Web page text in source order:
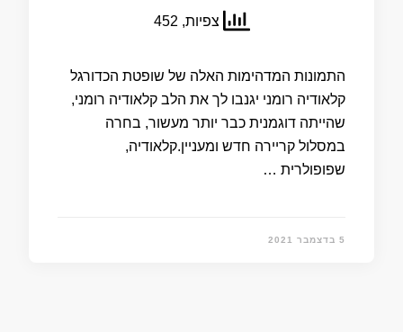
צפיות, 452
התמונות המדהימות האלה של שופטת הכדורגל
קלאודיה רומני יגנבו לך את הלב קלאודיה רומני,
שהייתה דוגמנית כבר יותר מעשור, בחרה
במסלול קריירה חדש ומעניין.קלאודיה,
שפופולרית …
5 בדצמבר 2021